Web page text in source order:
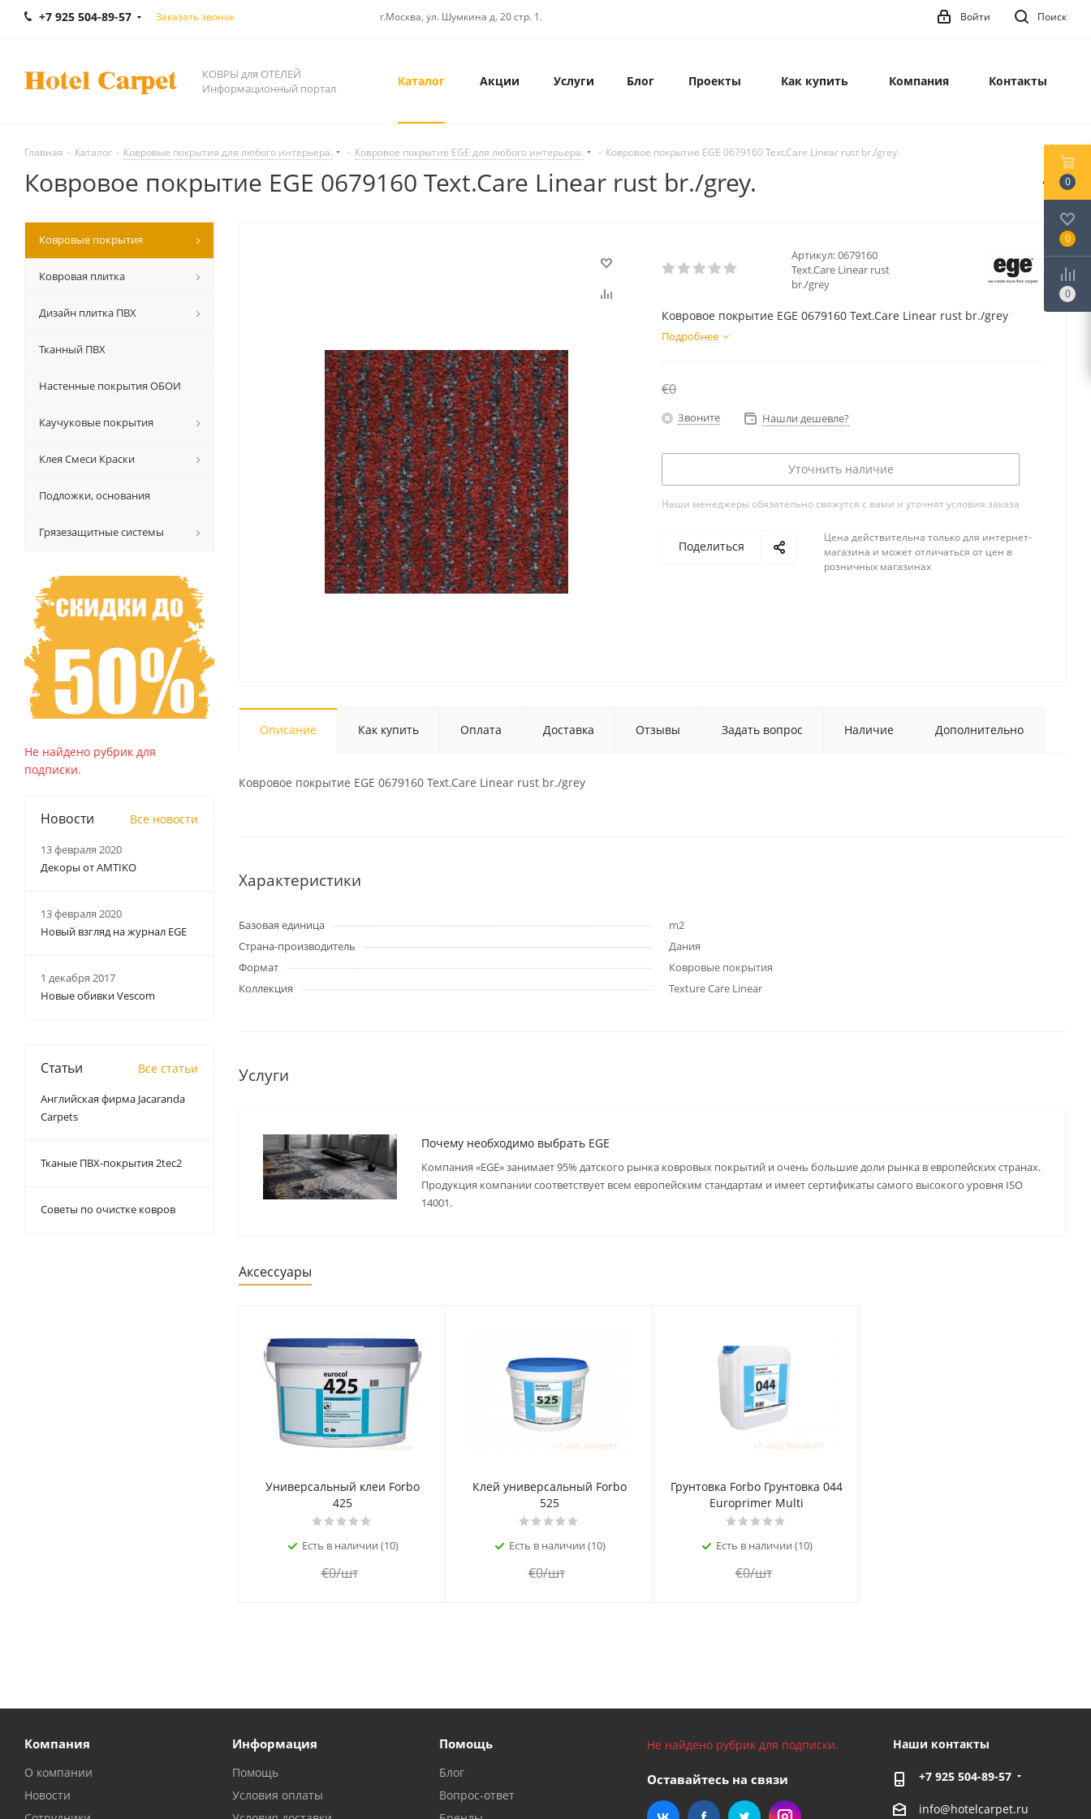
+7 925 504-89-57 Заказать звонок г.Москва, ул. Шумкина д. 20 стр. 1. Поиск
Войти
КОВРЫ для ОТЕЛЕЙ
Информационный портал
Каталог Акции Услуги Блог Проекты Как купить Компания Контакты
Главная - Каталог - Ковровые покрытия для любого интерьера. - Ковровое покрытие EGE для любого интерьера. - Ковровое покрытие EGE 0679160 Text.Care Linear rust br./grey.
Ковровое покрытие EGE 0679160 Text.Care Linear rust br./grey.
Артикул:0679160
Text.Care Linear rust
br./grey
Ковровое покрытие EGE 0679160 Text.Care Linear rust br./grey
Подробнее
€0
Звоните Нашли дешевле?
Уточнить наличие
Наши менеджеры обязательно свяжутся с вами и уточнят условия заказа
Поделиться
Цена действительна только для интернет-
магазина и может отличаться от цен в
розничных магазинах
Описание Как купить Оплата Доставка Отзывы Задать вопрос Наличие Дополнительно
Ковровое покрытие EGE 0679160 Text.Care Linear rust br./grey
Характеристики
Базовая единица
m2
Страна-производитель
Дания
Формат
Ковровые покрытия
Коллекция
Texture Care Linear
Услуги
Почему необходимо выбрать EGE
Компания «EGE» занимает 95% датского рынка ковровых покрытий и очень большие доли рынка в европейских странах.
Продукция компании соответствует всем европейским стандартам и имеет сертификаты самого высокого уровня ISO
14001.
Аксессуары
Универсальный клеи Forbo
425
Есть в наличии (10)
€0/шт
Клей универсальный Forbo
525
Есть в наличии (10)
€0/шт
Грунтовка Forbo Грунтовка 044
Europrimer Multi
Есть в наличии (10)
€0/шт
Ковровые покрытия
Ковровая плитка
Дизайн плитка ПВХ
Тканный ПВХ
Настенные покрытия ОБОИ
Каучуковые покрытия
Клея Смеси Краски
Подложки, основания
Грязезащитные системы
Не найдено рубрик для
подписки.
Новости Все новости
13 февраля 2020
Декоры от AMTIKO
13 февраля 2020
Новый взгляд на журнал EGE
1 декабря 2017
Новые обивки Vescom
Статьи Все статьи
Английская фирма Jacaranda
Carpets
Тканые ПВХ-покрытия 2tec2
Советы по очистке ковров
Компания
О компании
Новости
Информация
Помощь
Условия оплаты
Помощь
Блог
Вопрос-ответ
Не найдено рубрик для подписки.
Оставайтесь на связи
Наши контакты
+7 925 504-89-57
info@hotelcarpet.ru
0
0
0